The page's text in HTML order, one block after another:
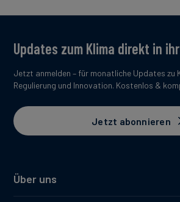
Über uns
Updates zum Klima direkt in
Jetzt anmelden – für monatliche Updates zu
Regulierung und Innovation. Kostenlos &
Jetzt abonnieren